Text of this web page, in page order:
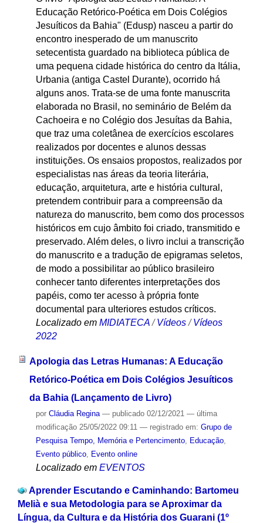
Educação Retórico-Poética em Dois Colégios
Jesuíticos da Bahia" (Edusp) nasceu a partir do
encontro inesperado de um manuscrito
setecentista guardado na biblioteca pública de
uma pequena cidade histórica do centro da Itália,
Urbania (antiga Castel Durante), ocorrido há
alguns anos. Trata-se de uma fonte manuscrita
elaborada no Brasil, no seminário de Belém da
Cachoeira e no Colégio dos Jesuítas da Bahia,
que traz uma coletânea de exercícios escolares
realizados por docentes e alunos dessas
instituições. Os ensaios propostos, realizados por
especialistas nas áreas da teoria literária,
educação, arquitetura, arte e história cultural,
pretendem contribuir para a compreensão da
natureza do manuscrito, bem como dos processos
históricos em cujo âmbito foi criado, transmitido e
preservado. Além deles, o livro inclui a transcrição
do manuscrito e a tradução de epigramas seletos,
de modo a possibilitar ao público brasileiro
conhecer tanto diferentes interpretações dos
papéis, como ter acesso à própria fonte
documental para ulteriores estudos críticos.
Localizado em MIDIATECA / Vídeos / Vídeos
2022
Apologia das Letras Humanas: A Educação
Retórico-Poética em Dois Colégios Jesuíticos
da Bahia (Lançamento de Livro)
por Cláudia Regina — publicado02/12/2021 — última
modificação25/05/2022 09:11 — registrado em: Grupo de
Pesquisa Tempo, Memória e Pertencimento, Educação,
Evento público, Evento online
Localizado em EVENTOS
Aprender Escutando e Caminhando: Bartomeu
Melià e sua Metodologia para se Aproximar da
Língua, da Cultura e da História dos Guarani (1º